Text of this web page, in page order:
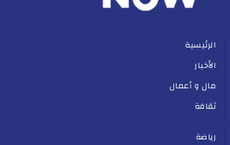
الرئيسية
الأخبار
مال و أعمال
ثقافة
رياضة